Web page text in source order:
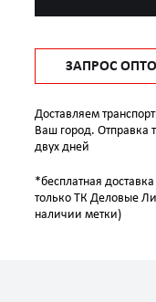
ЗАПРОС
Доставляем
Ваш город. Отправка
двух дней
*бесплатная
только ТК Деловые
наличии метки)